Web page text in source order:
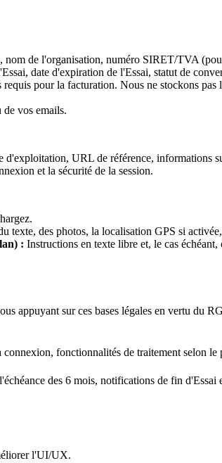
nom de l'organisation, numéro SIRET/TVA
date d'expiration de l'Essai, statut de
pour la facturation. Nous ne stockons
de vos emails.
d'exploitation, URL de référence, informations
et la sécurité de la session.
texte, des photos, la localisation GPS si
: Instructions en texte libre et, le cas
appuyant sur ces bases légales en vertu du
fonctionnalités de traitement selon le
des 6 mois, notifications de fin d'Essai
l'UI/UX.